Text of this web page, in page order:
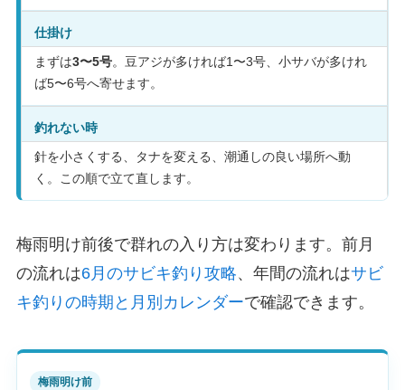
仕掛け
まずは3〜5号。豆アジが多ければ1〜3号、小サバが多けれ
ば5〜6号へ寄せます。
釣れない時
針を小さくする、タナを変える、潮通しの良い場所へ動
く。この順で立て直します。
梅雨明け前後で群れの入り方は変わります。前月
の流れは6月のサビキ釣り攻略、年間の流れはサビ
キ釣りの時期と月別カレンダーで確認できます。
梅雨明け前